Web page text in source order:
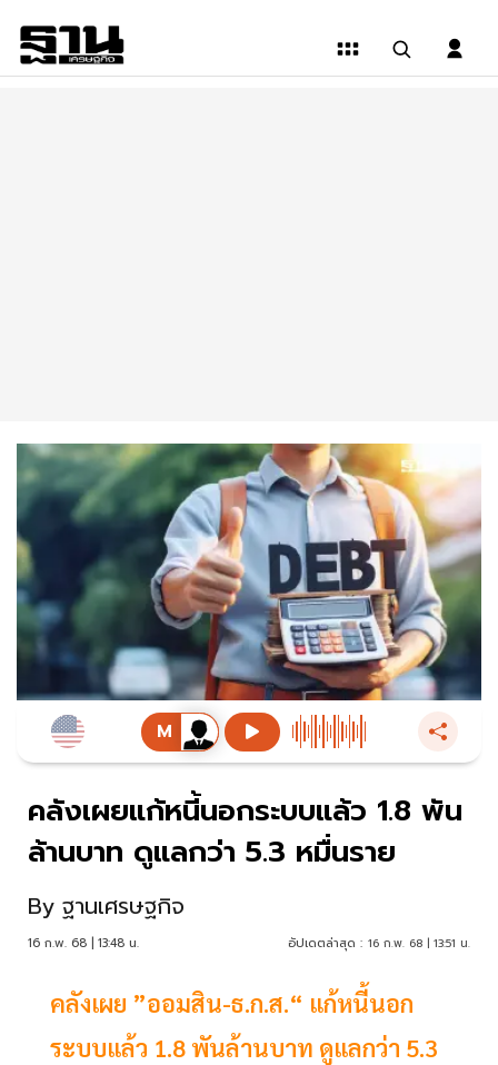
คลังเผยแก้หนี้นอกระบบแล้ว 1.8 พัน
ล้านบาท ดูแลกว่า 5.3 หมื่นราย
By ฐานเศรษฐกิจ
16 ก.พ. 68 | 13:48 น. อัปเดตล่าสุด : 16 ก.พ. 68 | 13:51 น.
คลังเผย ”ออมสิน-ธ.ก.ส.“ แก้หนี้นอก
ระบบแล้ว 1.8 พันล้านบาท ดูแลกว่า 5.3